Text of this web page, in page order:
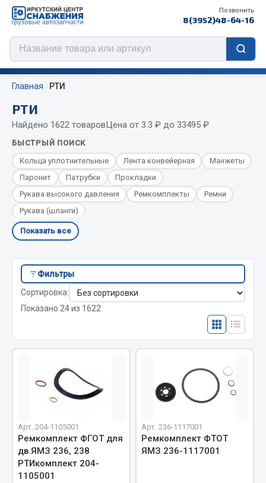
Позвонить
8(3952)48-64-16
Цепи противоскольжения
ЦЕПИ РОССИЯ
ЦЕПИ BOHU (Китай)
Изготовление цепей на колеса BOHU
QITONG
Весь раздел
Отопители салона, подогреватели
Автономные воздушные отопители
Подогреватели тосола
Весь раздел
Автозвук
Автокаталоги
Аксессуары автомобильные
Главная РТИ
РТИ
Найдено 1622 товаровЦена от 3.3 ₽ до 33495 ₽
БЫСТРЫЙ ПОИСК
Кольца уплотнительные Лента конвейерная
Манжеты
Паронит
Патрубки
Прокладки
Рукава высокого давления
Ремкомплекты
Ремни
Рукава (шланги)
Показать все
Фильтры
Сортировка:
Показано 24 из 1622
Арт. 204-1105001
Ремкомплект ФГОТ для
дв.ЯМЗ 236, 238
РТИкомплект 204-
1105001
Арт. 236-1117001
Ремкомплект ФТОТ
ЯМЗ 236-1117001